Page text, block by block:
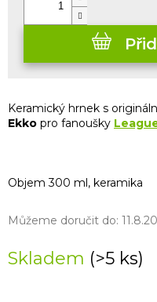
Skladem (>5 ks)
Můžeme doručit do:
Keramický hrnek s
Ekko pro fanoušky
Objem 300 ml, keramika